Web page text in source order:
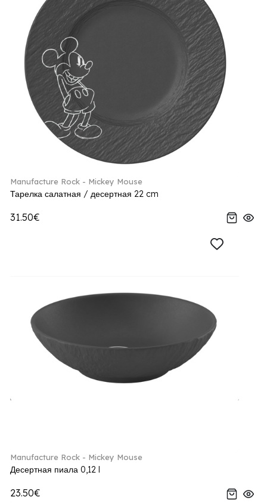
Manufacture Rock - Mickey Mouse
Тарелка салатная / десертная 22 cm
31.50€
Manufacture Rock - Mickey Mouse
Десертная пиала 0,12 l
23.50€